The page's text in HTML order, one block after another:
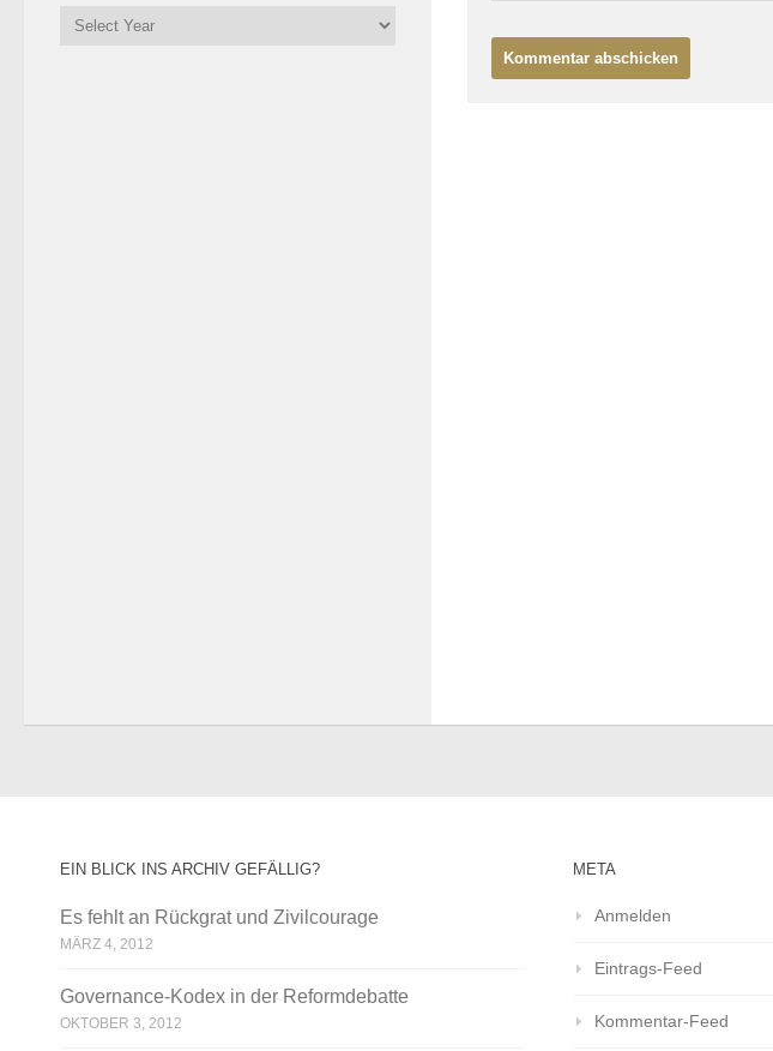
EIN BLICK INS ARCHIV GEFÄLLIG?
Es fehlt an Rückgrat und Zivilcourage
MÄRZ 4, 2012
Governance-Kodex in der Reformdebatte
OKTOBER 3, 2012
META
Anmelden
Eintrags-Feed
Kommentar-Feed